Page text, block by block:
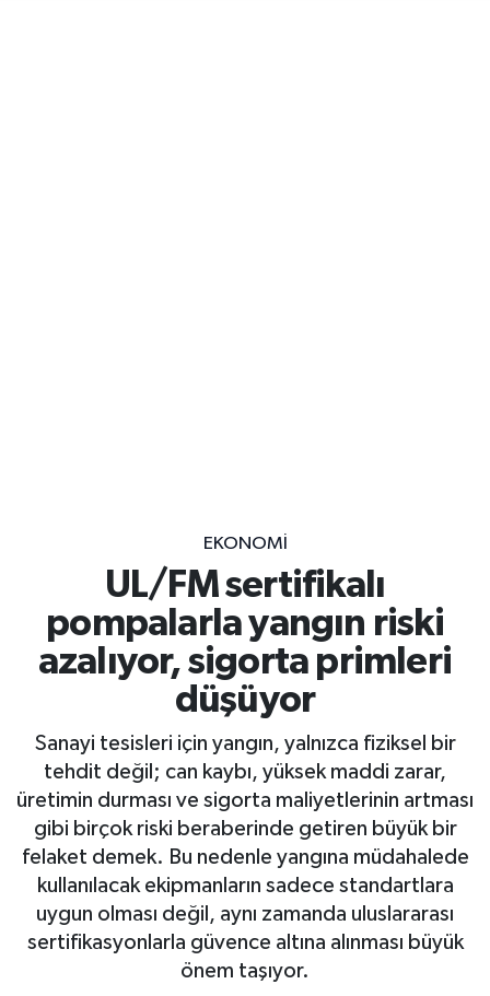
EKONOMİ
UL/FM sertifikalı
pompalarla yangın riski
azalıyor, sigorta primleri
düşüyor
Sanayi tesisleri için yangın, yalnızca fiziksel bir
tehdit değil; can kaybı, yüksek maddi zarar,
üretimin durması ve sigorta maliyetlerinin artması
gibi birçok riski beraberinde getiren büyük bir
felaket demek. Bu nedenle yangına müdahalede
kullanılacak ekipmanların sadece standartlara
uygun olması değil, aynı zamanda uluslararası
sertifikasyonlarla güvence altına alınması büyük
önem taşıyor.